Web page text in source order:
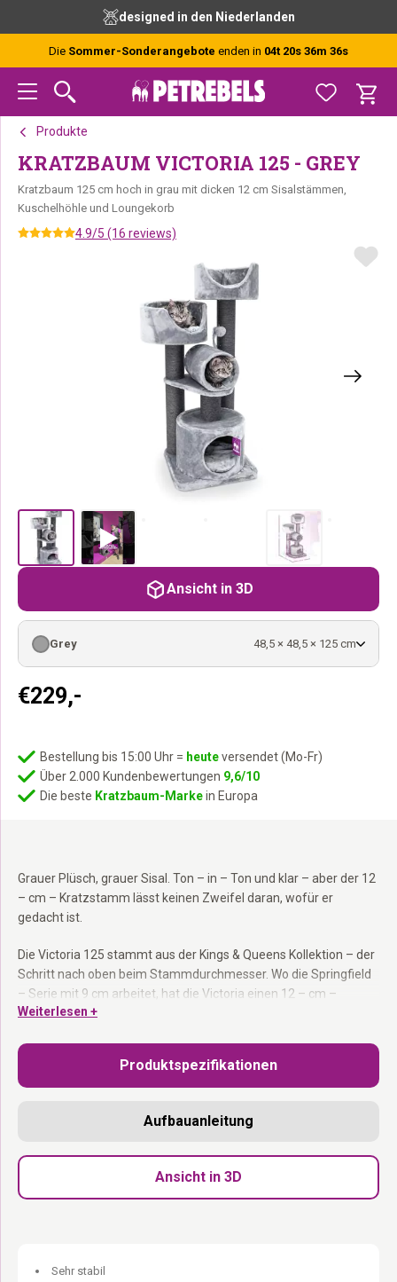
content
designed in den Niederlanden
Die Sommer-Sonderangebote enden in 04t 20s 36m 36s
Produkte
KRATZBAUM VICTORIA 125 - GREY
Kratzbaum 125 cm hoch in grau mit dicken 12 cm Sisalstämmen,
Kuschelhöhle und Loungekorb
4.9/5 (16 reviews)
Grauer Plüsch, grauer Sisal. Ton – in – Ton und klar – aber der 12
– cm – Kratzstamm lässt keinen Zweifel daran, wofür er
gedacht ist.
Die Victoria 125 stammt aus der Kings & Queens Kollektion – der
Schritt nach oben beim Stammdurchmesser. Wo die Springfield
– Serie mit 9 cm arbeitet, hat die Victoria einen 12 – cm –
Kratzstamm aus grauem Sisal. Mehr Fläche, mehr Widerstand,
sich zurückziehen möchte, und ein Loungekorb oben. Funky
Rebel Spielzeug inklusive. Als Bausatz geliefert. In den
Niederlanden entworfen.
Dicker Kratzstamm 12 cm:Grauem sisal mit mehr Fläche und
Schlafhaus:
Kissen bei 30°C waschbar:
Weiterlesen +
€229,-
Grey 48,5 × 48,5 × 125 cm
Bestellung bis 15:00 Uhr = heuteversendet (Mo-Fr)
Über 2.000 Kundenbewertungen 9,6/10
Die beste Kratzbaum-Markein Europa
Ansicht in 3D
Produktspezifikationen
Aufbauanleitung
Ansicht in 3D
Sehr stabil